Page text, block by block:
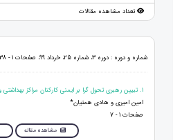
تعداد مشاهده مقالات
شماره و دوره : دوره 3، شماره 25، خرداد 99، صفحات 1 - 138
1. تبیین رهبری تحول گرا بر ایمنی کارکنان مراکز بهداشتی و درمانی مشهد
امین امیری و هادی همتیان*
صفحات 1 - 7
مشاهده مقاله